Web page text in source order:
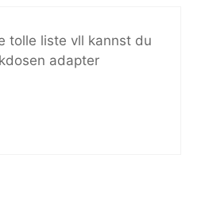
tolle liste vll kannst du
adapter